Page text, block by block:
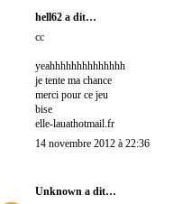
hell62 a dit…
cc
yeahhhhhhhhhhhhhh
je tente ma chance
merci pour ce jeu
bise
elle-lauathotmail.fr
14 novembre 2012 à 22:36
Unknown a dit…